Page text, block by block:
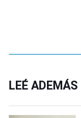
LEÉ ADEMÁS